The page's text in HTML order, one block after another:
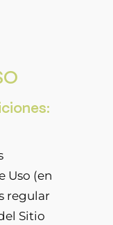
Uso (en
regular
Sitio